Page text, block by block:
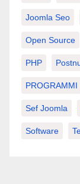
Joomla Seo
Open Source
PHP
PROGRAMMI
Sef Joomla
Software